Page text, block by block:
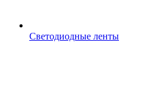
Светодиодные ленты